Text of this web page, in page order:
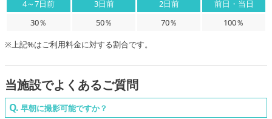
4～7日前 3日前 2日前
前日・当日
30％
50％ 70％
100％
※上記%はご利用料金に対する割合です。
当施設でよくあるご質問
早朝に撮影可能ですか？